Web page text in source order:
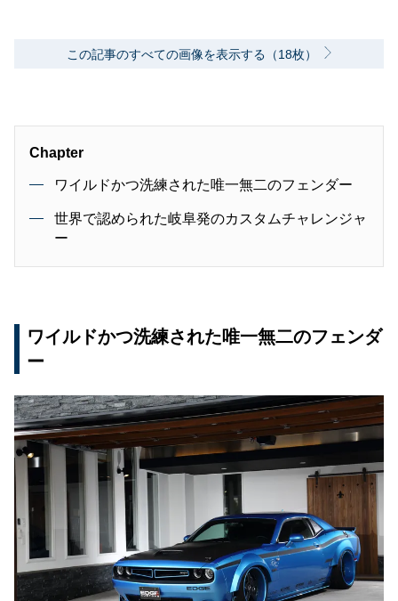
この記事のすべての画像を表示する（18枚）
Chapter
ワイルドかつ洗練された唯一無二のフェンダー
世界で認められた岐阜発のカスタムチャレンジャ
ー
ワイルドかつ洗練された唯一無二のフェンダ
ー